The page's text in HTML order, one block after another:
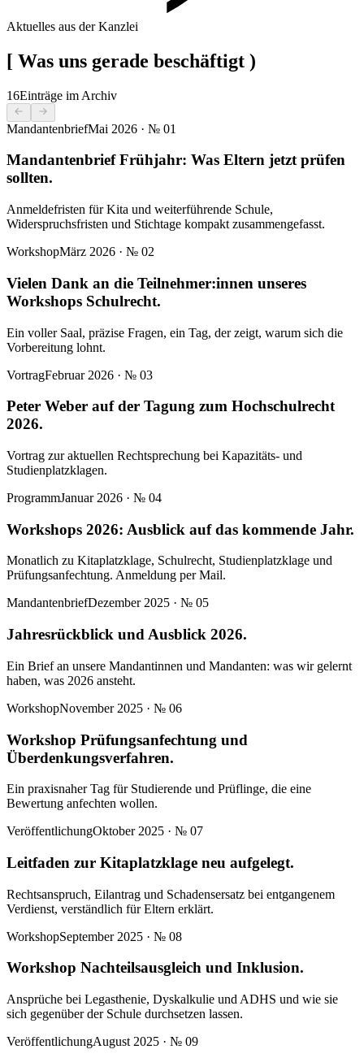
Aktuelles aus der Kanzlei
[ Was uns gerade beschäftigt )
16Einträge im Archiv
MandantenbriefMai 2026 · № 01
Mandantenbrief Frühjahr: Was Eltern jetzt prüfen
sollten.
Anmeldefristen für Kita und weiterführende Schule,
Widerspruchsfristen und Stichtage kompakt zusammengefasst.
WorkshopMärz 2026 · № 02
Vielen Dank an die Teilnehmer:innen unseres
Workshops Schulrecht.
Ein voller Saal, präzise Fragen, ein Tag, der zeigt, warum sich die
Vorbereitung lohnt.
VortragFebruar 2026 · № 03
Peter Weber auf der Tagung zum Hochschulrecht
2026.
Vortrag zur aktuellen Rechtsprechung bei Kapazitäts- und
Studienplatzklagen.
ProgrammJanuar 2026 · № 04
Workshops 2026: Ausblick auf das kommende Jahr.
Monatlich zu Kitaplatzklage, Schulrecht, Studienplatzklage und
Prüfungsanfechtung. Anmeldung per Mail.
MandantenbriefDezember 2025 · № 05
Jahresrückblick und Ausblick 2026.
Ein Brief an unsere Mandantinnen und Mandanten: was wir gelernt
haben, was 2026 ansteht.
WorkshopNovember 2025 · № 06
Workshop Prüfungsanfechtung und
Überdenkungsverfahren.
Ein praxisnaher Tag für Studierende und Prüflinge, die eine
Bewertung anfechten wollen.
VeröffentlichungOktober 2025 · № 07
Leitfaden zur Kitaplatzklage neu aufgelegt.
Rechtsanspruch, Eilantrag und Schadensersatz bei entgangenem
Verdienst, verständlich für Eltern erklärt.
WorkshopSeptember 2025 · № 08
Workshop Nachteilsausgleich und Inklusion.
Ansprüche bei Legasthenie, Dyskalkulie und ADHS und wie sie
sich gegenüber der Schule durchsetzen lassen.
VeröffentlichungAugust 2025 · № 09